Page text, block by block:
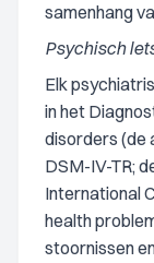
samenhang
Psychisch
Elk
in het
disorders (de
DSM-IV-TR;
International
health
stoornissen